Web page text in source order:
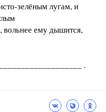
зелёным лугам, и
вольнее ему дышится,
.